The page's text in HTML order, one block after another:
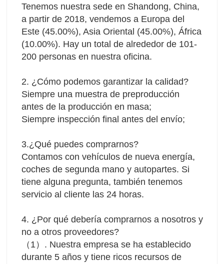
Tenemos nuestra sede en Shandong, China,
a partir de 2018, vendemos a Europa del
Este (45.00%), Asia Oriental (45.00%), África
(10.00%). Hay un total de alrededor de 101-
200 personas en nuestra oficina.
2. ¿Cómo podemos garantizar la calidad?
Siempre una muestra de preproducción
antes de la producción en masa;
Siempre inspección final antes del envío;
3.¿Qué puedes comprarnos?
Contamos con vehículos de nueva energía,
coches de segunda mano y autopartes. Si
tiene alguna pregunta, también tenemos
servicio al cliente las 24 horas.
4. ¿Por qué debería comprarnos a nosotros y
no a otros proveedores?
（1）. Nuestra empresa se ha establecido
durante 5 años y tiene ricos recursos de